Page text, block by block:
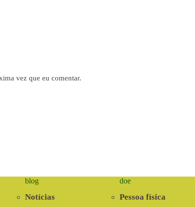
vez que eu comentar.
blog
Notícias
doe
Pessoa física